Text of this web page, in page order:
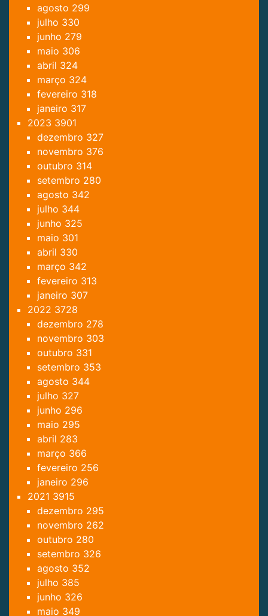
agosto 299
julho 330
junho 279
maio 306
abril 324
março 324
fevereiro 318
janeiro 317
2023 3901
dezembro 327
novembro 376
outubro 314
setembro 280
agosto 342
julho 344
junho 325
maio 301
abril 330
março 342
fevereiro 313
janeiro 307
2022 3728
dezembro 278
novembro 303
outubro 331
setembro 353
agosto 344
julho 327
junho 296
maio 295
abril 283
março 366
fevereiro 256
janeiro 296
2021 3915
dezembro 295
novembro 262
outubro 280
setembro 326
agosto 352
julho 385
junho 326
maio 349